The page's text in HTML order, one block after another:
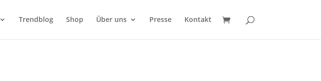
Trendblog Shop Über uns Presse Kontakt